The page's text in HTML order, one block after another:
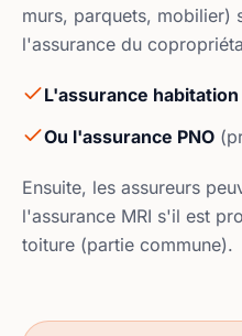
murs, parquets, mobilier)
l'assurance du
L'assurance habitation
Ou l'assurance PNO
Ensuite, les assureurs
l'assurance MRI s'il est
toiture (partie commune).